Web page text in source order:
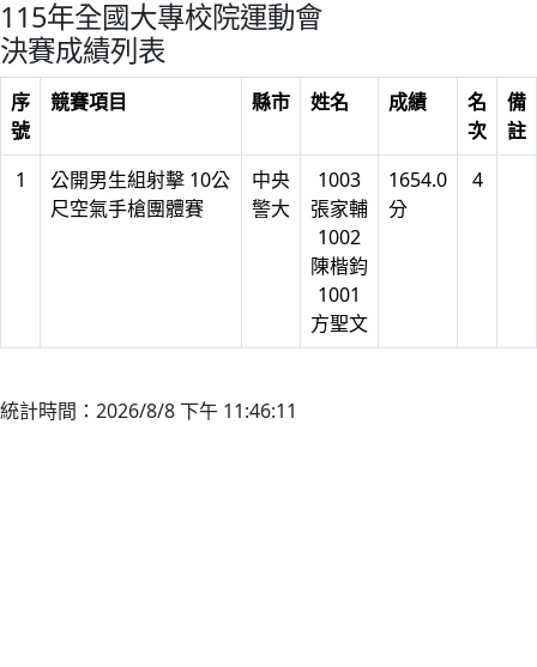
115年全國大專校院運動會
決賽成績列表
序
號
競賽項目 縣市 姓名 成績
名
次
備
註
1
公開男生組射擊 10公
尺空氣手槍團體賽
中央
警大
1003
張家輔
1002
陳楷鈞
1001
方聖文
1654.0
分
4
統計時間：2026/8/8 下午 11:46:11